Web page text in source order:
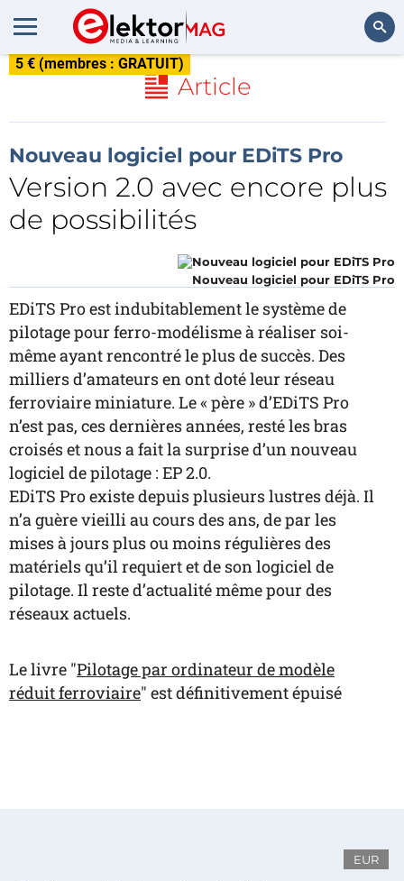
5 € (membres : GRATUIT)
Article
Nouveau logiciel pour EDiTS Pro
Version 2.0 avec encore plus
de possibilités
Nouveau logiciel pour EDiTS Pro
EDiTS Pro est indubitablement le système de
pilotage pour ferro-modélisme à réaliser soi-
même ayant rencontré le plus de succès. Des
milliers d’amateurs en ont doté leur réseau
ferroviaire miniature. Le « père » d’EDiTS Pro
n’est pas, ces dernières années, resté les bras
croisés et nous a fait la surprise d’un nouveau
logiciel de pilotage : EP 2.0.
EDiTS Pro existe depuis plusieurs lustres déjà. Il
n’a guère vieilli au cours des ans, de par les
mises à jours plus ou moins régulières des
matériels qu’il requiert et de son logiciel de
pilotage. Il reste d’actualité même pour des
réseaux actuels.
Le livre "Pilotage par ordinateur de modèle
réduit ferroviaire" est définitivement épuisé
EUR